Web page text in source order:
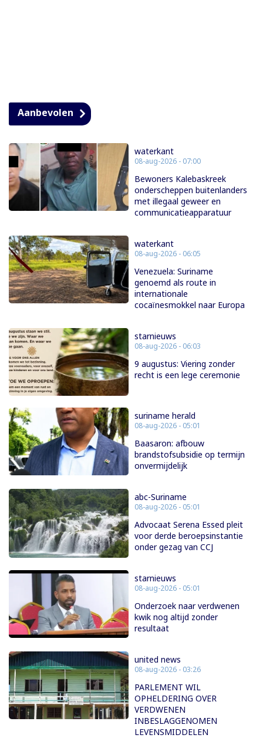
Aanbevolen
waterkant
08-aug-2026 - 07:00
Bewoners Kalebaskreek
onderscheppen buitenlanders
met illegaal geweer en
communicatieapparatuur
waterkant
08-aug-2026 - 06:05
Venezuela: Suriname
genoemd als route in
internationale
cocaïnesmokkel naar Europa
starnieuws
08-aug-2026 - 06:03
9 augustus: Viering zonder
recht is een lege ceremonie
suriname herald
08-aug-2026 - 05:01
Baasaron: afbouw
brandstofsubsidie op termijn
onvermijdelijk
abc-Suriname
08-aug-2026 - 05:01
Advocaat Serena Essed pleit
voor derde beroepsinstantie
onder gezag van CCJ
starnieuws
08-aug-2026 - 05:01
Onderzoek naar verdwenen
kwik nog altijd zonder
resultaat
united news
08-aug-2026 - 03:26
PARLEMENT WIL
OPHELDERING OVER
VERDWENEN
INBESLAGGENOMEN
LEVENSMIDDELEN